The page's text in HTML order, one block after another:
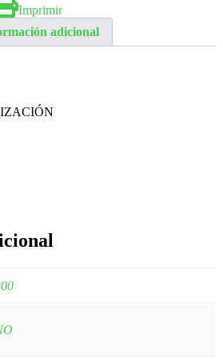
UNIVERSITARIOS EN
PSICOLOGÍA
Imprimir
adicional